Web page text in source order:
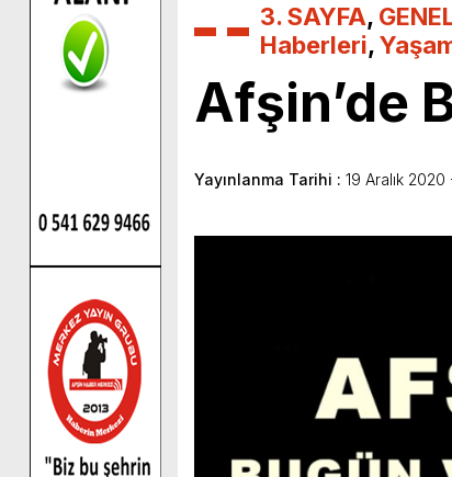
3. SAYFA,
Haberleri,
Afşin’de
Yayınlanma Tarihi : 19 Aralık 2020